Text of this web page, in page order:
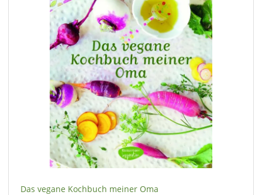
Das vegane Kochbuch meiner Oma